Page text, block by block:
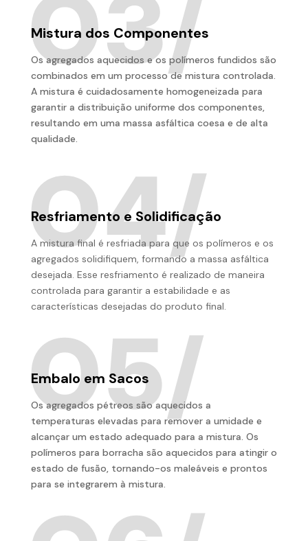
Mistura dos Componentes
Os agregados aquecidos e os polímeros fundidos são
combinados em um processo de mistura controlada.
A mistura é cuidadosamente homogeneizada para
garantir a distribuição uniforme dos componentes,
resultando em uma massa asfáltica coesa e de alta
qualidade.
Resfriamento e Solidificação
A mistura final é resfriada para que os polímeros e os
agregados solidifiquem, formando a massa asfáltica
desejada. Esse resfriamento é realizado de maneira
controlada para garantir a estabilidade e as
características desejadas do produto final.
Embalo em Sacos
Os agregados pétreos são aquecidos a
temperaturas elevadas para remover a umidade e
alcançar um estado adequado para a mistura. Os
polímeros para borracha são aquecidos para atingir o
estado de fusão, tornando-os maleáveis e prontos
para se integrarem à mistura.